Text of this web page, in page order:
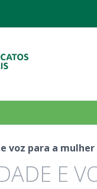
voz para a mulher
E